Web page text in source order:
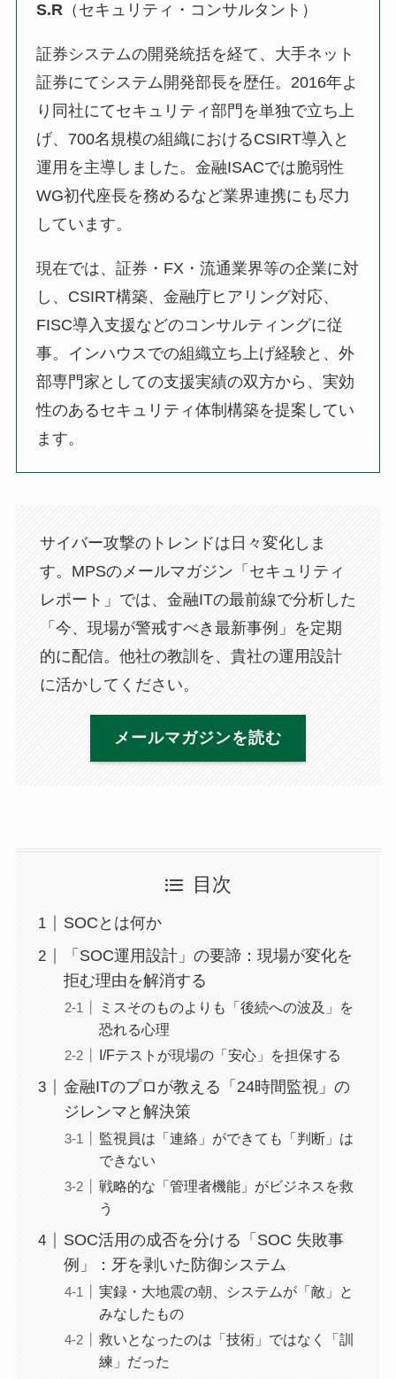
S.R （セキュリティ・コンサルタント）
証券システムの開発統括を経て、大手ネット
証券にてシステム開発部長を歴任。2016年よ
り同社にてセキュリティ部門を単独で立ち上
げ、700名規模の組織におけるCSIRT導入と
運用を主導しました。金融ISACでは脆弱性
WG初代座長を務めるなど業界連携にも尽力
しています。
現在では、証券・FX・流通業界等の企業に対
し、CSIRT構築、金融庁ヒアリング対応、
FISC導入支援などのコンサルティングに従
事。インハウスでの組織立ち上げ経験と、外
部専門家としての支援実績の双方から、実効
性のあるセキュリティ体制構築を提案してい
ます。
サイバー攻撃のトレンドは日々変化しま
す。MPSのメールマガジン「セキュリティ
レポート」では、金融ITの最前線で分析した
「今、現場が警戒すべき最新事例」を定期
的に配信。他社の教訓を、貴社の運用設計
に活かしてください。
メールマガジンを読む
目次
SOCとは何か
「SOC運用設計」の要諦：現場が変化を
拒む理由を解消する
ミスそのものよりも「後続への波及」を
恐れる心理
I/Fテストが現場の「安心」を担保する
金融ITのプロが教える「24時間監視」の
ジレンマと解決策
監視員は「連絡」ができても「判断」は
できない
戦略的な「管理者機能」がビジネスを救
う
SOC活用の成否を分ける「SOC 失敗事
例」：牙を剥いた防御システム
実録・大地震の朝、システムが「敵」と
みなしたもの
救いとなったのは「技術」ではなく「訓
練」だった